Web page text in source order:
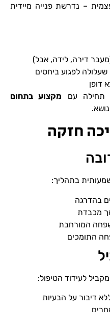
– נדרשת פנייה מיידית
(מעבר דירה, לידה, אבל)
לפגוע ביחסים
דופן
תחילה עם מקצוע בתחום
חזקה
בתהליך:
בהדרגה
מכבדת
המורחבת
התומכים
לעידוד הטיפול:
דיבור על הבעיות